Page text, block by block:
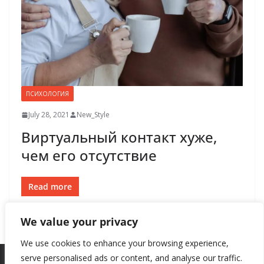
We value your privacy
We use cookies to enhance your browsing experience,
serve personalised ads or content, and analyse our traffic.
ПСИХОЛОГИЯ
July 28, 2021 New_Style
Виртуальный контакт хуже,
чем его отсутствие
Read more